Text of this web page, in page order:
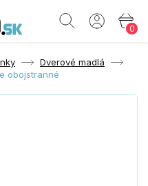
0
Dverové madlá
obojstranné